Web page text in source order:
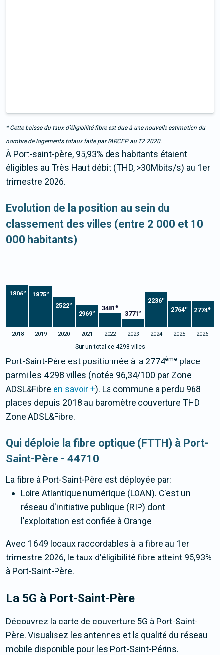
* Cette baisse du taux d’éligibilité fibre est due à une nouvelle estimation du
nombre de logements totaux faite par l’ARCEP au T2 2020.
À Port-saint-père, 95,93% des habitants étaient
éligibles au Très Haut débit (THD, >30Mbits/s) au 1er
trimestre 2026.
Evolution de la position au sein du
classement des villes (entre 2 000 et 10
000 habitants)
1806e 1875e
2522e
2969e 3481 e
3771e
2236e
2764e 2774e
2018 2019 2020 2021 2022 2023 2024 2025 2026
Sur un total de 4298 villes
Port-Saint-Père est positionnée à la 2774ème place
parmi les 4 298 villes (notée 96,34/100 par Zone
ADSL&Fibre en savoir +). La commune a perdu 968
places depuis 2018 au baromètre couverture THD
Zone ADSL&Fibre.
Qui déploie la fibre optique (FTTH) à Port-
Saint-Père - 44710
La fibre à Port-Saint-Père est déployée par:
Loire Atlantique numérique (LOAN). C'est un
réseau d'initiative publique (RIP) dont
l'exploitation est confiée à Orange
Avec 1 649 locaux raccordables à la fibre au 1er
trimestre 2026, le taux d'éligibilité fibre atteint 95,93%
à Port-Saint-Père.
La 5G à Port-Saint-Père
Découvrez la carte de couverture 5G à Port-Saint-
Père. Visualisez les antennes et la qualité du réseau
mobile disponible pour les Port-Saint-Périns.